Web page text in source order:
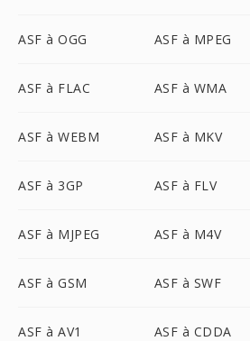
ASF à OGG ASF à MPEG
ASF à FLAC ASF à WMA
ASF à WEBM ASF à MKV
ASF à 3GP ASF à FLV
ASF à MJPEG ASF à M4V
ASF à GSM ASF à SWF
ASF à AV1 ASF à CDDA